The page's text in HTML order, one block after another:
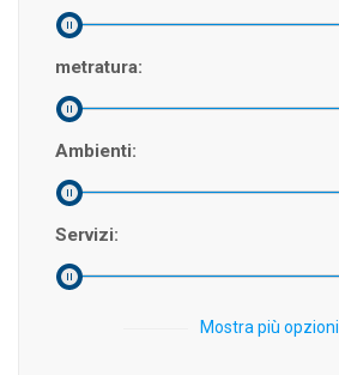
metratura:
Ambienti:
Servizi:
Mostra più opzioni